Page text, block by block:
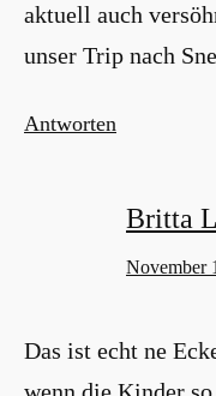
aktuell auch
unser Trip nach
Antworten
Britta
November
Das ist echt ne